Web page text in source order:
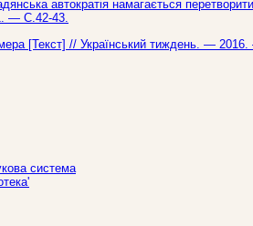
автократія намагається
— С.42-43.
[Текст] // Український тиждень. —
система